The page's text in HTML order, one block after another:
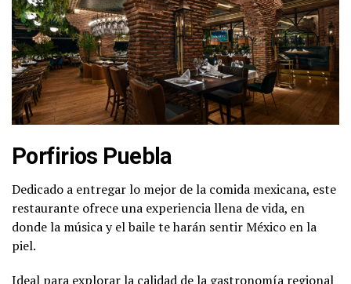
Porfirios Puebla
Dedicado a entregar lo mejor de la comida mexicana, este
restaurante ofrece una experiencia llena de vida, en
donde la música y el baile te harán sentir México en la
piel.
Ideal para explorar la calidad de la gastronomía regional